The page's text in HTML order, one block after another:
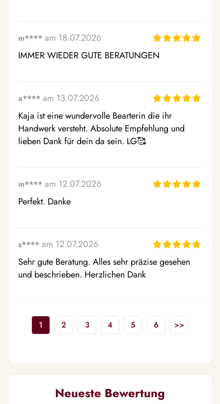
m**** am 18.07.2026
IMMER WIEDER GUTE BERATUNGEN
a**** am 13.07.2026
Kaja ist eine wundervolle Bearterin die ihr
Handwerk versteht. Absolute Empfehlung und
lieben Dank für dein da sein. LG🥰
m**** am 12.07.2026
Perfekt. Danke
s**** am 12.07.2026
Sehr gute Beratung. Alles sehr präzise gesehen
und beschrieben. Herzlichen Dank
1 2 3 4 5 6 >>
Neueste Bewertung